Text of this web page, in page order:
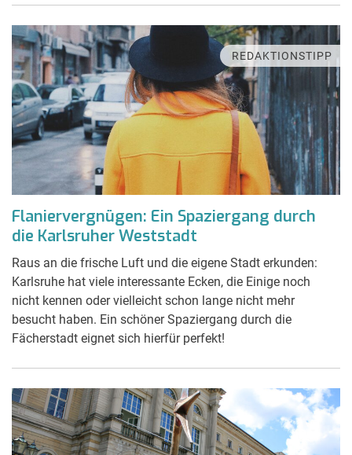
REDAKTIONSTIPP
Flaniervergnügen: Ein Spaziergang durch
die Karlsruher Weststadt
Raus an die frische Luft und die eigene Stadt erkunden:
Karlsruhe hat viele interessante Ecken, die Einige noch
nicht kennen oder vielleicht schon lange nicht mehr
besucht haben. Ein schöner Spaziergang durch die
Fächerstadt eignet sich hierfür perfekt!